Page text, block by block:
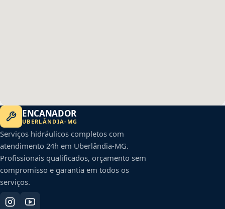
ENCANADOR
UBERLÂNDIA- MG
Serviços hidráulicos completos com
atendimento 24h em Uberlândia-MG.
Profissionais qualificados, orçamento sem
compromisso e garantia em todos os
serviços.